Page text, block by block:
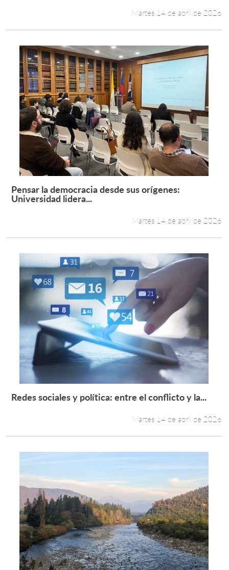
Martes 14 de abril de 2026
Leer más +
Pensar la democracia desde sus orígenes:
Universidad lidera...
Martes 14 de abril de 2026
Leer más +
Redes sociales y política: entre el conflicto y la...
Martes 14 de abril de 2026